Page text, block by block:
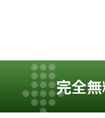
完全